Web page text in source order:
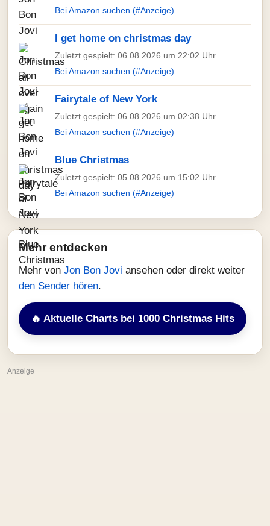
Bei Amazon suchen (#Anzeige)
I get home on christmas day
Zuletzt gespielt: 06.08.2026 um 22:02 Uhr
Bei Amazon suchen (#Anzeige)
Fairytale of New York
Zuletzt gespielt: 06.08.2026 um 02:38 Uhr
Bei Amazon suchen (#Anzeige)
Blue Christmas
Zuletzt gespielt: 05.08.2026 um 15:02 Uhr
Bei Amazon suchen (#Anzeige)
Mehr entdecken
Mehr von Jon Bon Jovi ansehen oder direkt weiter
den Sender hören.
🔥 Aktuelle Charts bei 1000 Christmas Hits
Anzeige